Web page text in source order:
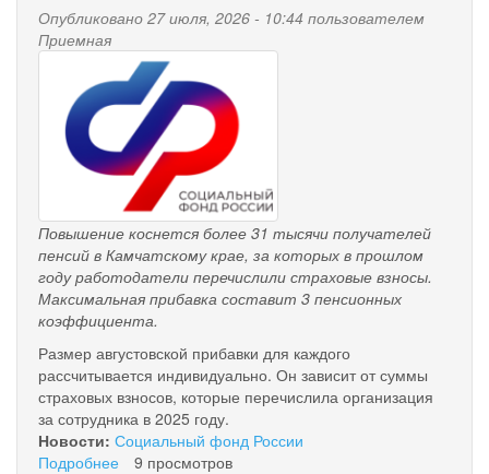
Опубликовано 27 июля, 2026 - 10:44 пользователем
Приемная
pensionnyy_fond.png
Повышение коснется более 31 тысячи получателей
пенсий в Камчатскому крае, за которых в прошлом
году работодатели перечислили страховые взносы.
Максимальная прибавка составит 3 пенсионных
коэффициента.
Размер августовской прибавки для каждого
рассчитывается индивидуально. Он зависит от суммы
страховых взносов, которые перечислила организация
за сотрудника в 2025 году.
Новости: Социальный фонд России
Подробнее
9 просмотров